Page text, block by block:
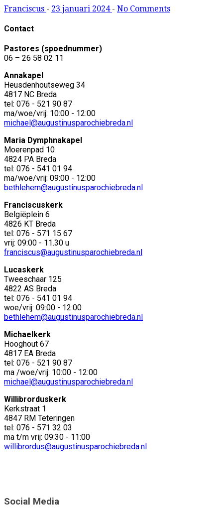
Franciscus - 23 januari 2024 - No Comments
Contact
Pastores (spoednummer)
06 – 26 58 02 11
Annakapel
Heusdenhoutseweg 34
4817 NC Breda
tel: 076 - 521 90 87
ma/woe/vrij: 10:00 - 12:00
michael@augustinusparochiebreda.nl
Maria Dymphnakapel
Moerenpad 10
4824 PA Breda
tel: 076 - 541 01 94
ma/woe/vrij: 09:00 - 12:00
bethlehem@augustinusparochiebreda.nl
Franciscuskerk
Belgiëplein 6
4826 KT Breda
tel: 076 - 571 15 67
vrij: 09:00 - 11.30 u
franciscus@augustinusparochiebreda.nl
Lucaskerk
Tweeschaar 125
4822 AS Breda
tel: 076 - 541 01 94
woe/vrij: 09:00 - 12:00
bethlehem@augustinusparochiebreda.nl
Michaelkerk
Hooghout 67
4817 EA Breda
tel: 076 - 521 90 87
ma /woe/vrij: 10:00 - 12:00
michael@augustinusparochiebreda.nl
Willibrorduskerk
Kerkstraat 1
4847 RM Teteringen
tel: 076 - 571 32 03
ma t/m vrij: 09:30 - 11:00
willibrordus@augustinusparochiebreda.nl
Social Media